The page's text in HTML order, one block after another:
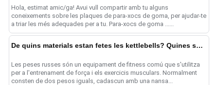
Hola, estimat amic/ga! Avui vull compartir amb tu alguns
coneixements sobre les plaques de para-xocs de goma, per ajudar-te
a triar les més adequades per a tu. Para-xocs de goma ......
De quins materials estan fetes les kettlebells? Quines són les diferències entre elles?
Les peses russes són un equipament de fitness comú que s'utilitza
per a l'entrenament de força i els exercicis musculars. Normalment
consten de dos pesos iguals, cadascun amb una nansa...